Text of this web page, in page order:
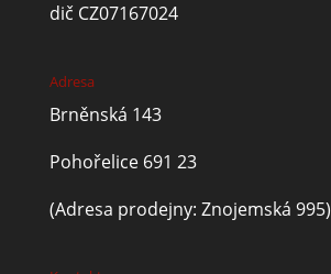
dič CZ07167024
Adresa
Brněnská 143
Pohořelice 691 23
(Adresa prodejny: Znojemská 995)